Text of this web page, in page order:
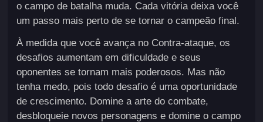
o campo de batalha muda. Cada vitória deixa você
um passo mais perto de se tornar o campeão final.
À medida que você avança no Contra-ataque, os
desafios aumentam em dificuldade e seus
oponentes se tornam mais poderosos. Mas não
tenha medo, pois todo desafio é uma oportunidade
de crescimento. Domine a arte do combate,
desbloqueie novos personagens e domine o campo